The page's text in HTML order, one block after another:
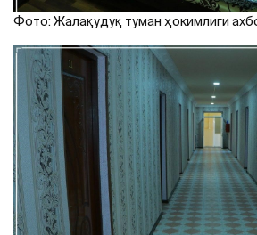
Фото: Жалақудуқ туман ҳокимлиги